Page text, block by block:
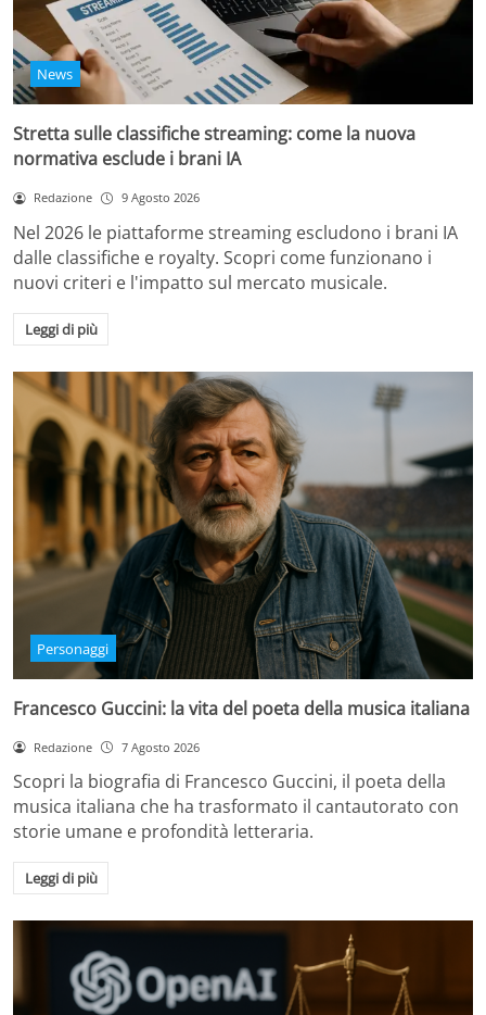
News
Stretta sulle classifiche streaming: come la nuova
normativa esclude i brani IA
Redazione 9 Agosto 2026
Nel 2026 le piattaforme streaming escludono i brani IA
dalle classifiche e royalty. Scopri come funzionano i
nuovi criteri e l'impatto sul mercato musicale.
Leggi di più
Personaggi
Francesco Guccini: la vita del poeta della musica italiana
Redazione 7 Agosto 2026
Scopri la biografia di Francesco Guccini, il poeta della
musica italiana che ha trasformato il cantautorato con
storie umane e profondità letteraria.
Leggi di più